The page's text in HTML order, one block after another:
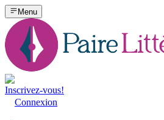
Menu
Inscrivez-vous!
Connexion